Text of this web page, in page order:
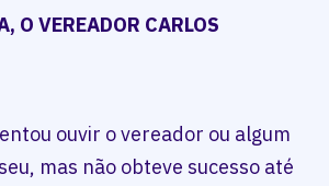
O VEREADOR CARLOS
ouvir o vereador ou algum
mas não obteve sucesso até